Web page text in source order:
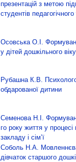
презентацій з метою
студентів
Осовська О.І.
у дітей дошкільного віку
Рубашна К.В.
обдарованої дитини
Семенова Н.І.
го року життя у процесі
закладу і сім’ї
Соболь Н.А. Мовленнєва
дівчаток старшого